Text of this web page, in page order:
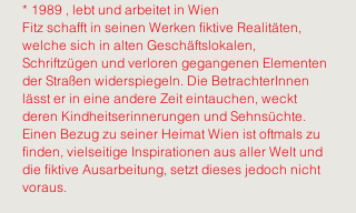
* 1989 , lebt und arbeitet in Wien
Fitz schafft in seinen Werken fiktive Realitäten,
welche sich in alten Geschäftslokalen,
Schriftzügen und verloren gegangenen Elementen
der Straßen widerspiegeln. Die BetrachterInnen
lässt er in eine andere Zeit eintauchen, weckt
deren Kindheitserinnerungen und Sehnsüchte.
Einen Bezug zu seiner Heimat Wien ist oftmals zu
finden, vielseitige Inspirationen aus aller Welt und
die fiktive Ausarbeitung, setzt dieses jedoch nicht
voraus.